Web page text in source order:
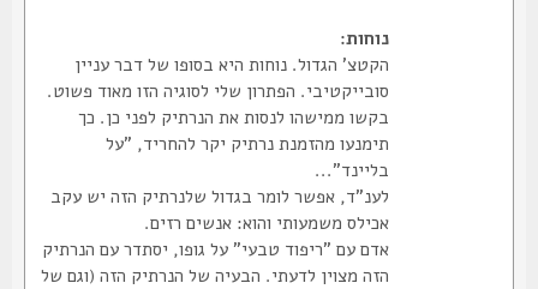
נוחות:
הקטצ' הגדול. נוחות היא בסופו של דבר עניין
סובייקטיבי. הפתרון שלי לסוגיה הזו מאוד פשוט.
בקשו ממישהו לנסות את הנרתיק לפני כן. כך
תימנעו מהזמנת נרתיק יקר להחריד, "על
בליינד"...
לענ"ד, אפשר לומר בגדול שלנרתיק הזה יש עקב
אכילס משמעותי והוא: אנשים רזים.
אדם עם "ריפוד טבעי" על גופו, יסתדר עם הנרתיק
הזה מצוין לדעתי. הבעיה של הנרתיק הזה (וגם של